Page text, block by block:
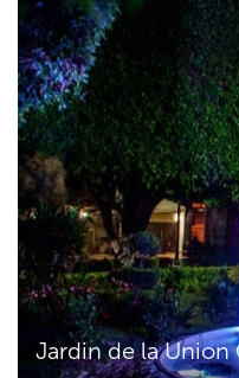
Jardin de la Union